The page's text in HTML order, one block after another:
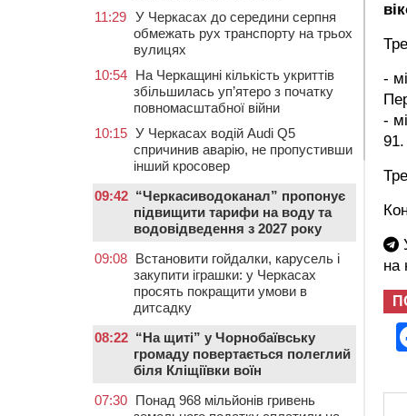
-
-
91.
на
11:29 У Черкасах до середини серпня
обмежать рух транспорту на трьох
вулицях
10:54 На Черкащині кількість укриттів
збільшилась уп’ятеро з початку
повномасштабної війни
10:15 У Черкасах водій Audi Q5
спричинив аварію, не пропустивши
інший кросовер
09:42 “Черкасиводоканал” пропонує
підвищити тарифи на воду та
водовідведення з 2027 року
09:08 Встановити гойдалки, карусель і
закупити іграшки: у Черкасах
просять покращити умови в
дитсадку
08:22 “На щиті” у Чорнобаївську
громаду повертається полеглий
біля Кліщіївки воїн
07:30 Понад 968 мільйонів гривень